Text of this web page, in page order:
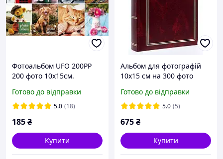
Фотоальбом UFO 200PP
200 фото 10х15см.
Готово до відправки
5.0 (18)
185₴
Купити
Альбом для фотографій
10х15 см на 300 фото
CLASSIC BURGUNDY
Готово до відправки
5.0 (5)
675₴
Купити